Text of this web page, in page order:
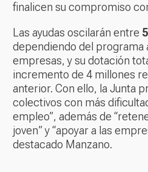
finalicen su compromiso
Las ayudas oscilarán entre
dependiendo del programa
empresas, y su dotación
incremento de 4 millones
anterior. Con ello, la Junta
colectivos con más
empleo”, además de
joven” y “apoyar a las
destacado Manzano.